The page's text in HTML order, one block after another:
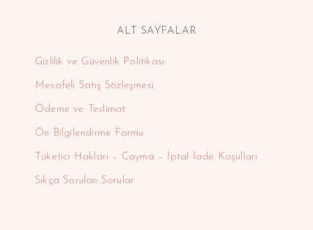
ALT SAYFALAR
Gizlilik ve Güvenlik Politikası
Mesafeli Satış Sözleşmesi
Ödeme ve Teslimat
Ön Bilgilendirme Formu
Tüketici Hakları – Cayma – İptal İade Koşulları
Sıkça Sorulan Sorular